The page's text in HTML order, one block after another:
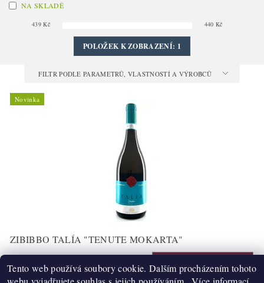
NA SKLADĚ
439 Kč 440 Kč
POLOŽEK K ZOBRAZENÍ: 1
FILTR PODLE PARAMETRŮ, VLASTNOSTÍ A VÝROBCŮ
Novinka
ZIBIBBO TALÍA "TENUTE MOKARTA"
439 Kč
Tento web používá soubory cookie. Dalším procházením tohoto